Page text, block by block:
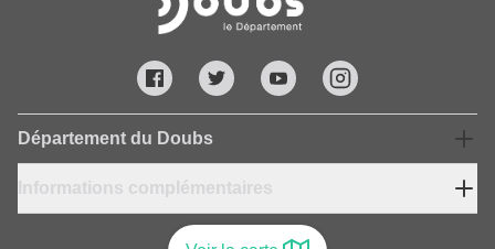
Département du Doubs
Informations complémentaires